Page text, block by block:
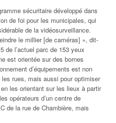
sécuritaire développé dans
de foi pour les municipales, qui
de la vidéosurveillance.
le millier [de caméras] », dit-
de l’actuel parc de 153 yeux
est orientée sur des bornes
d’équipements est non
rues, mais aussi pour optimiser
les orientant sur les lieux à partir
opérateurs d’un centre de
de la rue de Chambière, mais